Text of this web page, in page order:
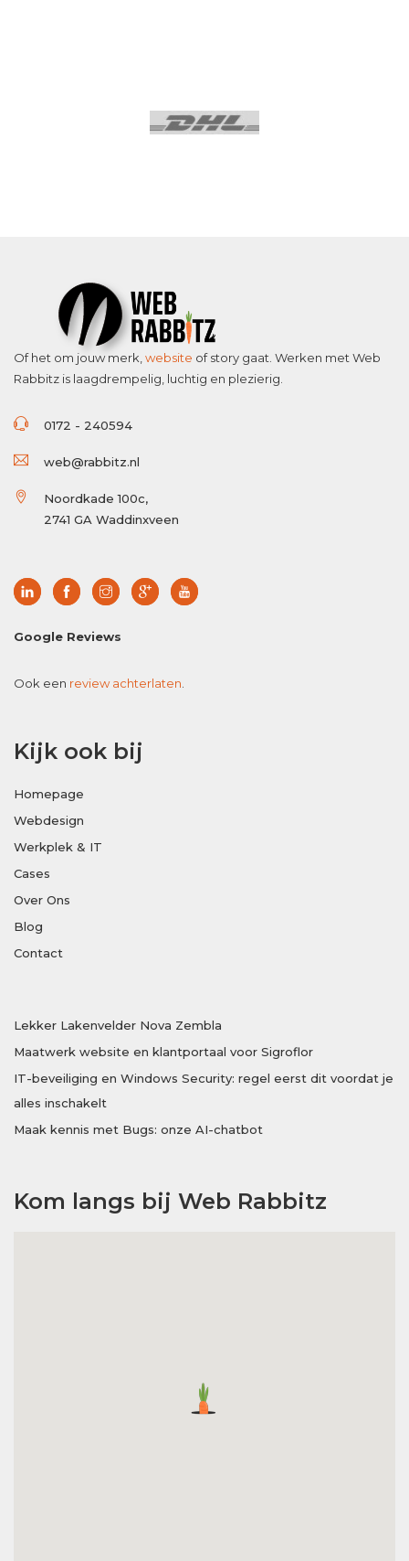
Of het om jouw merk, website of story gaat. Werken met Web
Rabbitz is laagdrempelig, luchtig en plezierig.
0172 - 240594
web@rabbitz.nl
Noordkade 100c,
2741 GA Waddinxveen
Google Reviews
Ook een review achterlaten
Kijk ook bij
Homepage
Webdesign
Werkplek & IT
Cases
Over Ons
Blog
Contact
Lekker Lakenvelder Nova Zembla
Maatwerk website en klantportaal voor Sigroflor
IT-beveiliging en Windows Security: regel eerst dit voordat je
alles inschakelt
Maak kennis met Bugs: onze AI-chatbot
Kom langs bij Web Rabbitz